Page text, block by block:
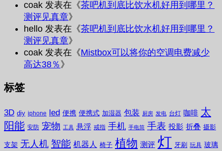
coak 发表在《茶吧机到底比饮水机好用到哪里？
测评见真章》
hello 发表在《茶吧机到底比饮水机好用到哪里？
测评见真章》
coak 发表在《Mistbox可以将你的空调电费减少
高达38％ 》
标签
3D diy iphone led 便携 便携式 加湿器 包装 厨房 发电 台灯 咖啡 太
阳能 安防 宠物 工具 悬浮 戒指 手机 手电筒 手表 投影 折叠 摄影
支架 无人机 智能 机器人 椅子 植物 测评 灯 牙刷 玩具 玻璃